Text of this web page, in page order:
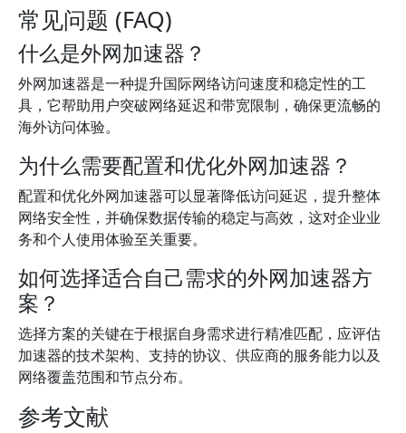
常见问题 (FAQ)
什么是外网加速器？
外网加速器是一种提升国际网络访问速度和稳定性的工
具，它帮助用户突破网络延迟和带宽限制，确保更流畅的
海外访问体验。
为什么需要配置和优化外网加速器？
配置和优化外网加速器可以显著降低访问延迟，提升整体
网络安全性，并确保数据传输的稳定与高效，这对企业业
务和个人使用体验至关重要。
如何选择适合自己需求的外网加速器方
案？
选择方案的关键在于根据自身需求进行精准匹配，应评估
加速器的技术架构、支持的协议、供应商的服务能力以及
网络覆盖范围和节点分布。
参考文献